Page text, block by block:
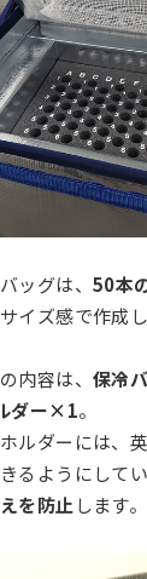
ッグは、 50本
イズ感で作成し
内容は、 保冷
ダー×1。
ルダーには、
るようにしてい
を防止 します。